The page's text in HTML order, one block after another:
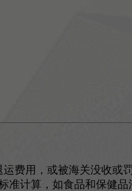
费用，或被海关没收或
准计算，如食品和保健